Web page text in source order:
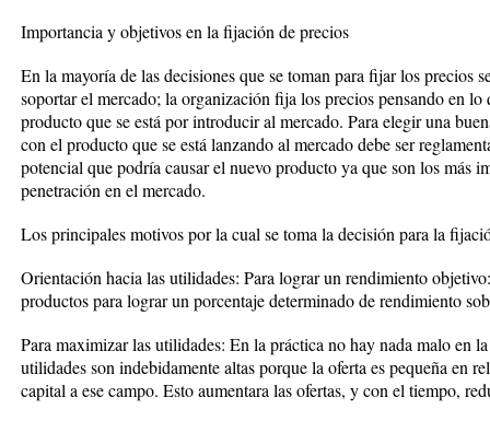
Importancia y objetivos en la fijación de precios
En la mayoría de las decisiones que se toman para fijar los precios
soportar el mercado; la organización fija los precios pensando en lo
producto que se está por introducir al mercado. Para elegir una
con el producto que se está lanzando al mercado debe ser
potencial que podría causar el nuevo producto ya que son los más
penetración en el mercado.
Los principales motivos por la cual se toma la decisión para la
Orientación hacia las utilidades: Para lograr un rendimiento
productos para lograr un porcentaje determinado de rendimiento
Para maximizar las utilidades: En la práctica no hay nada malo en
utilidades son indebidamente altas porque la oferta es pequeña en
capital a ese campo. Esto aumentara las ofertas, y con el tiempo,